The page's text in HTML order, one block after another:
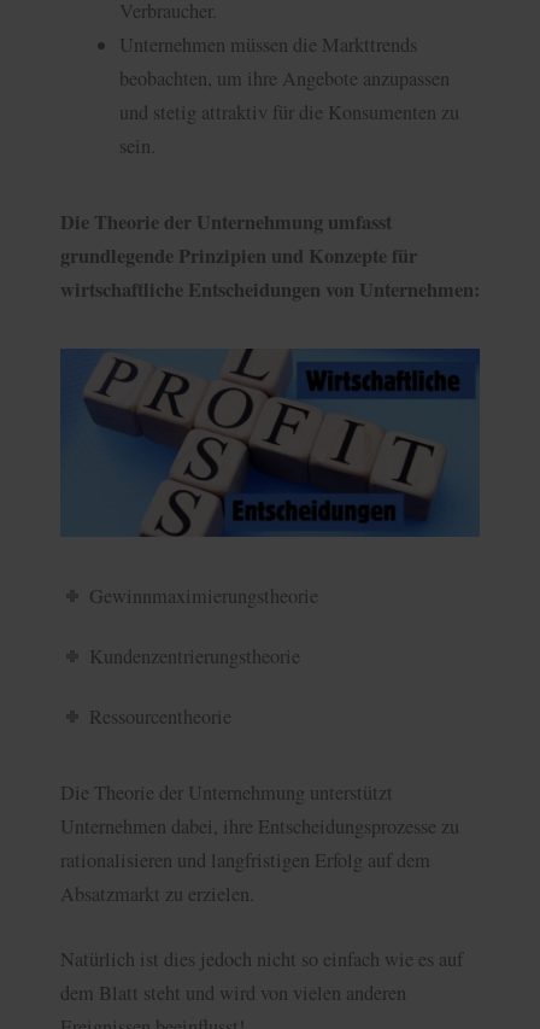
Verbraucher.
Unternehmen müssen die Markttrends
beobachten, um ihre Angebote anzupassen
und stetig attraktiv für die Konsumenten zu
sein.
Die Theorie der Unternehmung umfasst
grundlegende Prinzipien und Konzepte für
wirtschaftliche Entscheidungen von Unternehmen:
Gewinnmaximierungstheorie
Kundenzentrierungstheorie
Ressourcentheorie
Die Theorie der Unternehmung unterstützt
Unternehmen dabei, ihre Entscheidungsprozesse zu
rationalisieren und langfristigen Erfolg auf dem
Absatzmarkt zu erzielen.
Natürlich ist dies jedoch nicht so einfach wie es auf
dem Blatt steht und wird von vielen anderen